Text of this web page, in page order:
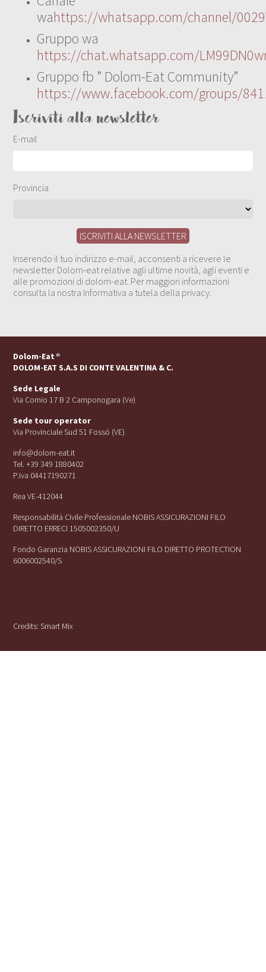
wahttps://whatsapp.com/channel/
Gruppo wa
https://chat.whatsapp.com/
Gruppo fb ” Dolom-Eat Community”
https://www.facebook.com/groups/
Iscriviti alla newsletter
E-mail
Provincia
Inserendo il tuo indirizzo e-mail, acconsenti a ricevere le
newsletter Dolom-eat relative agli ultime novità, agli eventi e
alle promozioni di dolom-eat. Per maggiori informazioni
consulta la nostra Informativa a tutela della privacy.
Dolom-Eat ®
DOLOM-EAT S.A.S DI CONTE VALENTINA & C.
Sede Legale
Via Cornio 17 B 2 Camponogara (Ve)
Sede tour operator
Via Provinciale Sud 51 Fossó (VE)
info@dolom-eat.it
Tel. +39 349 1880402
P.iva 04417190271
Rea VE-412044
Responsabilità Civile Professionale NOBIS ASSICURAZIONI FILO
DIRETTO ERRECI 1505002350/U
Fondo Garanzia NOBIS ASSICURAZIONI FILO DIRETTO PROTECTION
6006002540/S
Credits:Smart Mix